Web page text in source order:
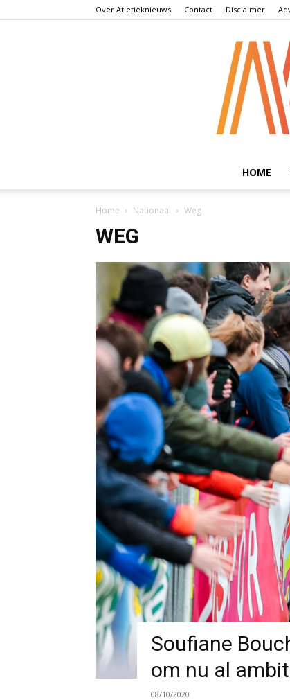
Over Atletieknieuws Contact Disclaimer
HOME
Home Nationaal Weg
WEG
Soufiane
om nu al
08/10/2020